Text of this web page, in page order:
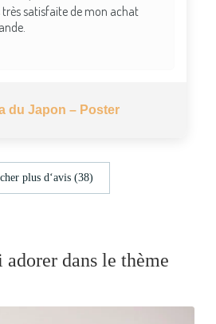
très satisfaite de mon achat
du Japon – Poster
plus d‘avis (38)
adorer dans le thème